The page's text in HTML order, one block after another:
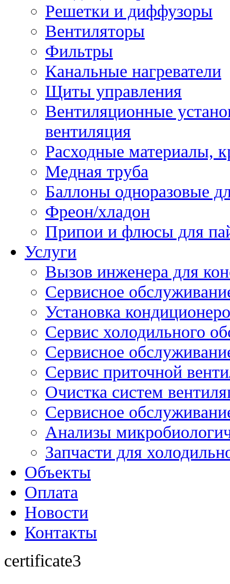
Решетки и диффузоры
Вентиляторы
Фильтры
Канальные нагреватели
Щиты управления
Вентиляционные
вентиляция
Расходные материалы,
Медная труба
Баллоны одноразовые
Фреон/хладон
Припои и флюсы для
Услуги
Вызов инженера для
Сервисное
Установка
Сервис холодильного
Сервисное
Сервис приточной
Очистка систем
Сервисное
Анализы
Запчасти для
Объекты
Оплата
Новости
Контакты
certificate3